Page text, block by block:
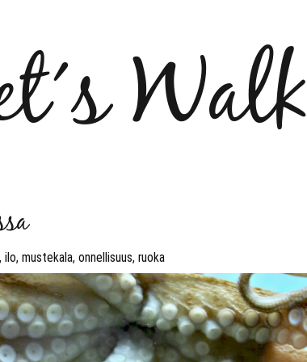
Walk
, ilo, mustekala, onnellisuus, ruoka